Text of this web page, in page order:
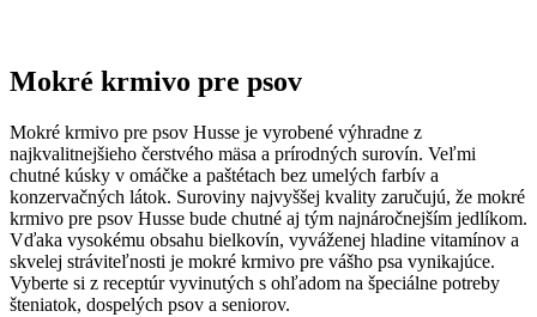
Mokré krmivo pre psov
Mokré krmivo pre psov Husse je vyrobené výhradne z
najkvalitnejšieho čerstvého mäsa a prírodných surovín. Veľmi
chutné kúsky v omáčke a paštétach bez umelých farbív a
konzervačných látok. Suroviny najvyššej kvality zaručujú, že mokré
krmivo pre psov Husse bude chutné aj tým najnáročnejším jedlíkom.
Vďaka vysokému obsahu bielkovín, vyváženej hladine vitamínov a
skvelej stráviteľnosti je mokré krmivo pre vášho psa vynikajúce.
Vyberte si z receptúr vyvinutých s ohľadom na špeciálne potreby
šteniatok, dospelých psov a seniorov.